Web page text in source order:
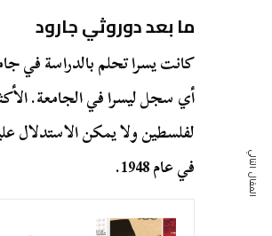
ما بعد دوروثي جارود
كانت يسرا تحلم بالدراسة في
أي سجل ليسرا في الجامعة.
لفلسطين ولا يمكن الاستدلال
في عام 1948.
المقال التالي